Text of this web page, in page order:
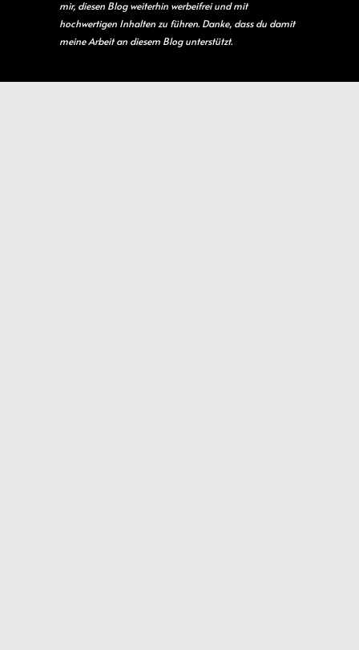
mir, diesen Blog weiterhin werbeifrei und mit
hochwertigen Inhalten zu führen. Danke, dass du damit
meine Arbeit an diesem Blog unterstützt.